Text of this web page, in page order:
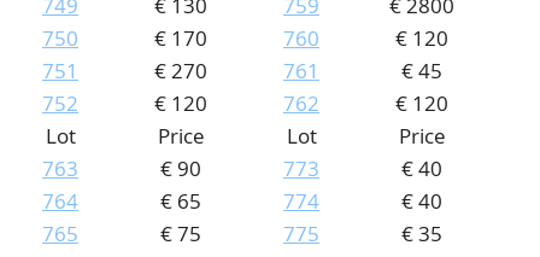
750
€ 170
751
€ 270
752
€ 120
760
€ 120
761
€ 45
762
€ 120
Lot
Price
763
€ 90
764
€ 65
765
€ 75
Lot
Price
773
€ 40
774
€ 40
775
€ 35